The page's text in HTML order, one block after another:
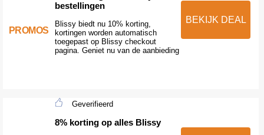
PROMOS
bestellingen
Blissy biedt nu 10% korting,
kortingen worden automatisch
toegepast op Blissy checkout
pagina. Geniet nu van de aanbieding
BEKIJK DEAL
Geverifieerd
8% korting op alles Blissy